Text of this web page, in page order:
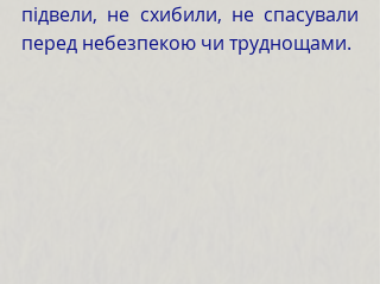
підвели, не схибили, не спасували
перед небезпекою чи труднощами.